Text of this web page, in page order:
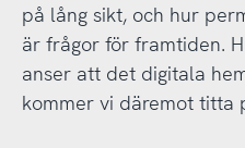
på lång sikt, och hur
är frågor för framtiden.
anser att det digitala
kommer vi däremot titta